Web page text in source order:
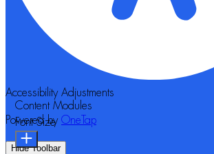
Accessibility Adjustments
Powered by OneTap
Hide Toolbar
Content Modules
Font Size